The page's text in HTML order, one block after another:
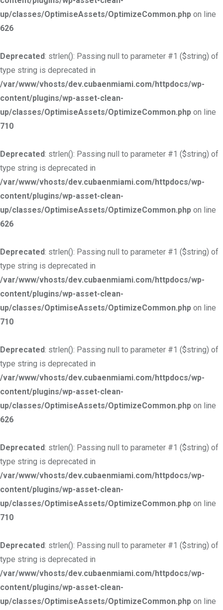
up/classes/OptimiseAssets/OptimizeCommon.php on line
626
Deprecated: strlen(): Passing null to parameter #1 ($string) of
type string is deprecated in
/var/www/vhosts/dev.cubaenmiami.com/httpdocs/wp-
content/plugins/wp-asset-clean-
up/classes/OptimiseAssets/OptimizeCommon.php on line
710
Deprecated: strlen(): Passing null to parameter #1 ($string) of
type string is deprecated in
/var/www/vhosts/dev.cubaenmiami.com/httpdocs/wp-
content/plugins/wp-asset-clean-
up/classes/OptimiseAssets/OptimizeCommon.php on line
626
Deprecated: strlen(): Passing null to parameter #1 ($string) of
type string is deprecated in
/var/www/vhosts/dev.cubaenmiami.com/httpdocs/wp-
content/plugins/wp-asset-clean-
up/classes/OptimiseAssets/OptimizeCommon.php on line
710
Deprecated: strlen(): Passing null to parameter #1 ($string) of
type string is deprecated in
/var/www/vhosts/dev.cubaenmiami.com/httpdocs/wp-
content/plugins/wp-asset-clean-
up/classes/OptimiseAssets/OptimizeCommon.php on line
626
Deprecated: strlen(): Passing null to parameter #1 ($string) of
type string is deprecated in
/var/www/vhosts/dev.cubaenmiami.com/httpdocs/wp-
content/plugins/wp-asset-clean-
up/classes/OptimiseAssets/OptimizeCommon.php on line
710
Deprecated: strlen(): Passing null to parameter #1 ($string) of
type string is deprecated in
/var/www/vhosts/dev.cubaenmiami.com/httpdocs/wp-
content/plugins/wp-asset-clean-
up/classes/OptimiseAssets/OptimizeCommon.php on line